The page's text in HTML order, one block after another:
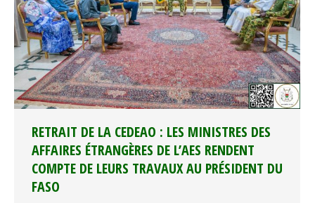
RETRAIT DE LA CEDEAO : LES MINISTRES DES
AFFAIRES ÉTRANGÈRES DE L’AES RENDENT
COMPTE DE LEURS TRAVAUX AU PRÉSIDENT DU
FASO